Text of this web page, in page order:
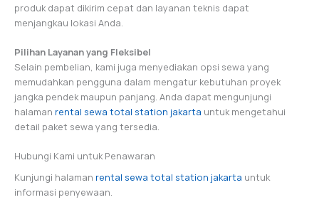
produk dapat dikirim cepat dan layanan teknis dapat
menjangkau lokasi Anda.
Pilihan Layanan yang Fleksibel
Selain pembelian, kami juga menyediakan opsi sewa yang
memudahkan pengguna dalam mengatur kebutuhan proyek
jangka pendek maupun panjang. Anda dapat mengunjungi
halaman rental sewa total station jakarta untuk mengetahui
detail paket sewa yang tersedia.
Hubungi Kami untuk Penawaran
Kunjungi halaman rental sewa total station jakarta untuk
informasi penyewaan.